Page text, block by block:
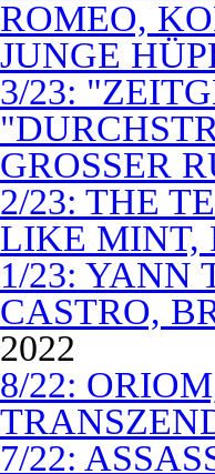
ROMEO,
JUNGE
3/23:
GROSSER
2/23: THE
LIKE MINT,
1/23: YANN
CASTRO,
2022
8/22:
7/22: